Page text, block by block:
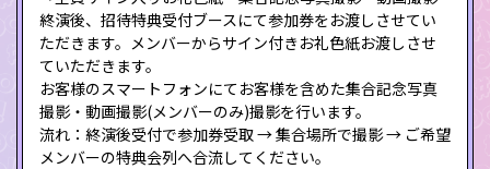
終演後、招待特典受付ブースにて参加券をお渡しさせてい
ただきます。メンバーからサイン付きお礼色紙お渡しさせ
ていただきます。
お客様のスマートフォンにてお客様を含めた集合記念写真
撮影・動画撮影(メンバーのみ)撮影を行います。
流れ：終演後受付で参加券受取 → 集合場所で撮影 → ご希望
メンバーの特典会列へ合流してください。